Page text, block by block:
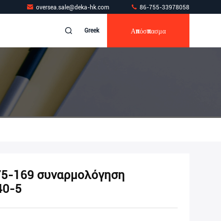
oversea.sale@deka-hk.com 86-755-33978058
Greek Απόσπασμα
169 συναρμολόγηση
5